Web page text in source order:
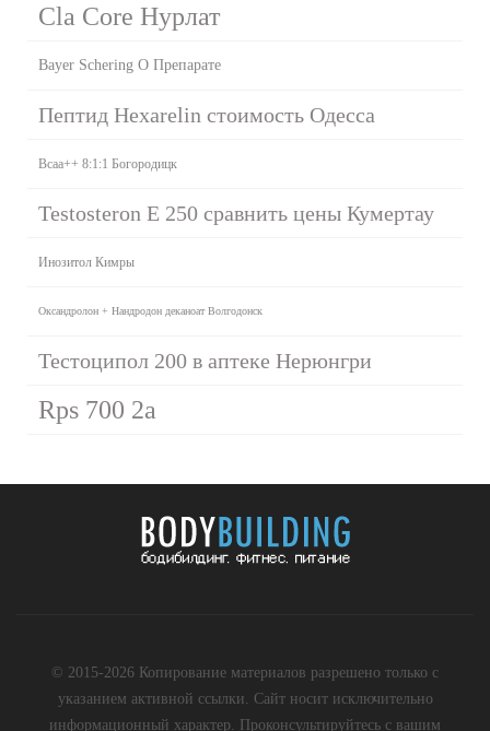
Cla Core Нурлат
Bayer Schering О Препарате
Пептид Hexarelin стоимость Одесса
Bcaa++ 8:1:1 Богородицк
Testosteron E 250 сравнить цены Кумертау
Инозитол Кимры
Оксандролон + Нандродон деканоат Волгодонск
Тестоципол 200 в аптеке Нерюнгри
Rps 700 2a
© 2015-2026 Копирование материалов разрешено только с
указанием активной ссылки. Сайт носит исключительно
информационный характер. Проконсультируйтесь с вашим